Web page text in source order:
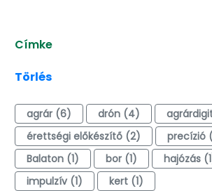
Címke
Törlés
agrár (6) drón (4)
érettségi előkészítő (2)
precízió
Balaton (1)
bor (1)
hajózás
impulzív (1)
kert (1)